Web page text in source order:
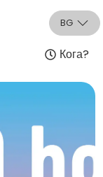
BG
Кога?